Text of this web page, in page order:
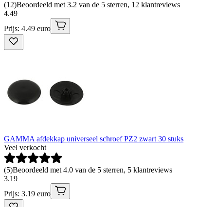
(12)Beoordeeld met 3.2 van de 5 sterren, 12 klantreviews
4.49
Prijs: 4.49 euro
GAMMA afdekkap universeel schroef PZ2 zwart 30 stuks
Veel verkocht
(5)Beoordeeld met 4.0 van de 5 sterren, 5 klantreviews
3.19
Prijs: 3.19 euro